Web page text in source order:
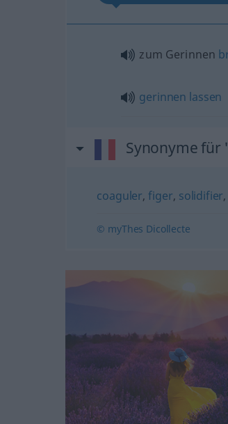
zum Gerinnen
gerinnen lassen
Synonyme für
coaguler,figer, solidifier,
© myThes Dicollecte